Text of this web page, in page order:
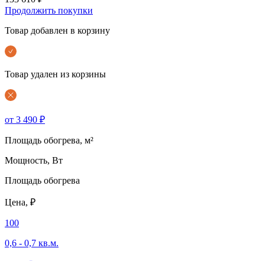
Продолжить покупки
Товар добавлен в корзину
Товар удален из корзины
от 3 490 ₽
Площадь обогрева, м²
Мощность, Вт
Площадь обогрева
Цена, ₽
100
0,6 - 0,7 кв.м.